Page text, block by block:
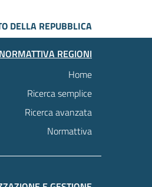
DELLA REPUBBLICA
NORMATTIVA REGIONI
Home
Ricerca semplice
Ricerca avanzata
Normattiva